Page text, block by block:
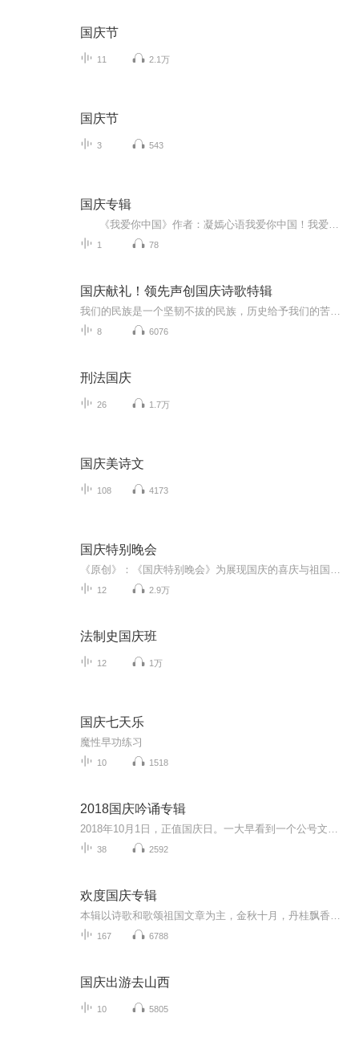
国庆节
11 2.1万
国庆节
3 543
国庆专辑
1 78
国庆献礼！领先声创国庆诗歌特辑
8 6076
刑法国庆
26 1.7万
国庆美诗文
108 4173
国庆特别晚会
12 2.9万
法制史国庆班
12 1万
国庆七天乐
魔性早功练习
10 1518
2018国庆吟诵专辑
38 2592
欢度国庆专辑
167 6788
国庆出游去山西
10 5805